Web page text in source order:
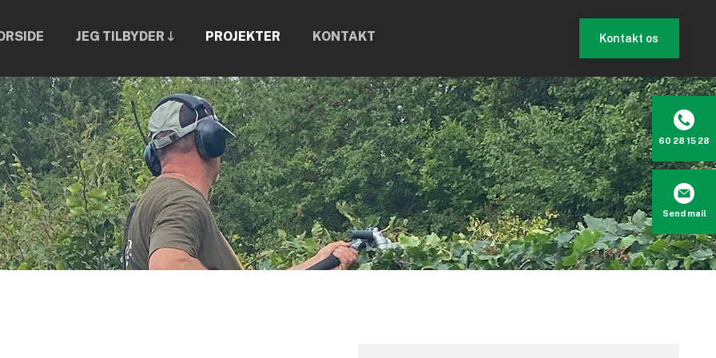
JEG TILBYDER 🡓 PROJEKTER KONTAKT Kontakt os​
60 28 15 28
Send mail